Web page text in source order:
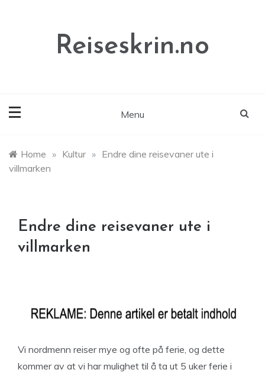
Reiseskrin.no
Menu
Home » Kultur » Endre dine reisevaner ute i
villmarken
Endre dine reisevaner ute i
villmarken
Vi nordmenn reiser mye og ofte på ferie, og dette
kommer av at vi har mulighet til å ta ut 5 uker ferie i